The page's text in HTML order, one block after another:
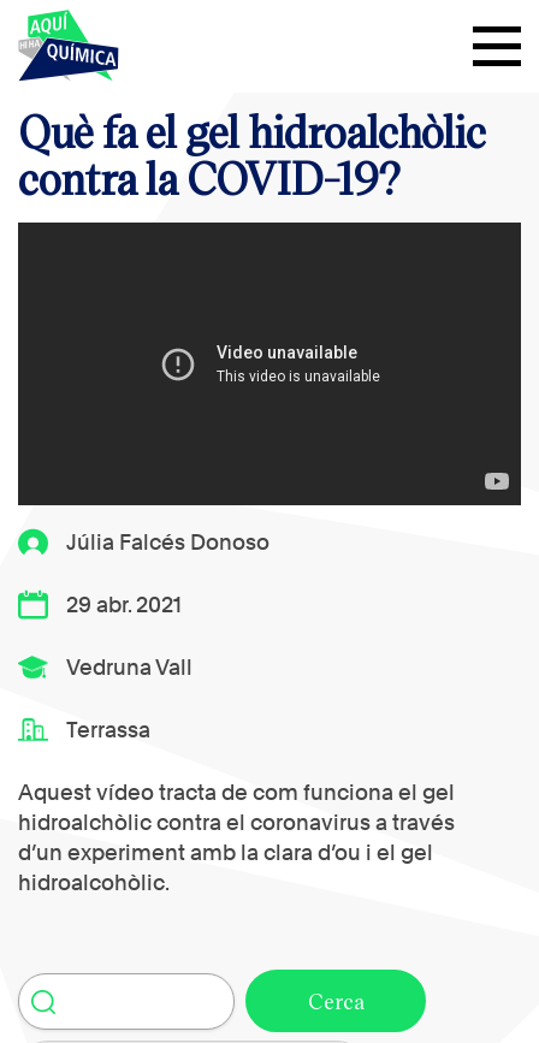
Júlia Falcés Donoso
29 abr. 2021
Vedruna Vall
Terrassa
Aquest vídeo tracta de com funciona el gel
hidroalchòlic contra el coronavirus a través
d’un experiment amb la clara d’ou i el gel
hidroalcohòlic.
Què fa el gel hidroalchòlic
contra la COVID-19?